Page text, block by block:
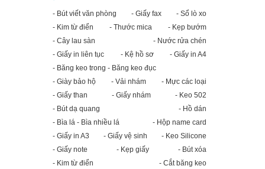
- Bút viết văn phòng - Giấy fax
- Sổ lò xo
- Kim từ điển
- Thước mica
- Kẹp bướm
- Cây lau sàn
- Nước rửa chén
- Giấy in liên tục
- Kệ hồ sơ
- Giấy in A4
- Băng keo trong - Băng keo đục
- Giày bảo hộ
- Vải nhám
- Mực các loại
- Giấy than
- Giấy nhám
- Keo 502
- Bút dạ quang
- Hồ dán
- Bìa lá - Bìa nhiều lá
- Hộp name card
- Giấy in A3
- Giấy vệ sinh
- Keo Silicone
- Giấy note
- Kẹp giấy
- Bút xóa
- Kim từ điển
- Cắt băng keo